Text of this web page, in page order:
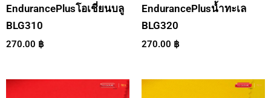
EndurancePlusโอเชี่ยนบลู
BLG310
270.00 ฿
EndurancePlusน้ำทะเล
BLG320
270.00 ฿